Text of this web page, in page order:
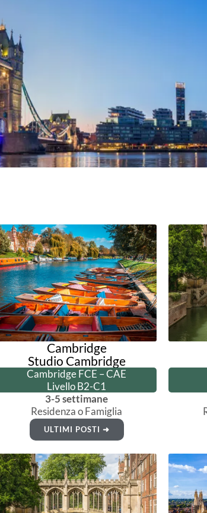
Cambridge
Studio Cambridge
Cambridge FCE – CAE
Livello B2-C1
3-5 settimane
Residenza o Famiglia
ULTIMI POSTI ➜